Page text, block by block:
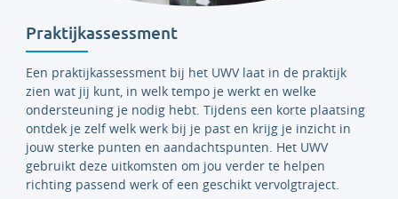
Praktijkassessment
Een praktijkassessment bij het UWV laat in de praktijk
zien wat jij kunt, in welk tempo je werkt en welke
ondersteuning je nodig hebt. Tijdens een korte plaatsing
ontdek je zelf welk werk bij je past en krijg je inzicht in
jouw sterke punten en aandachtspunten. Het UWV
gebruikt deze uitkomsten om jou verder te helpen
richting passend werk of een geschikt vervolgtraject.